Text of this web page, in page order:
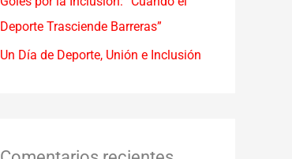
Deporte Trasciende Barreras”
Un Día de Deporte, Unión e Inclusión